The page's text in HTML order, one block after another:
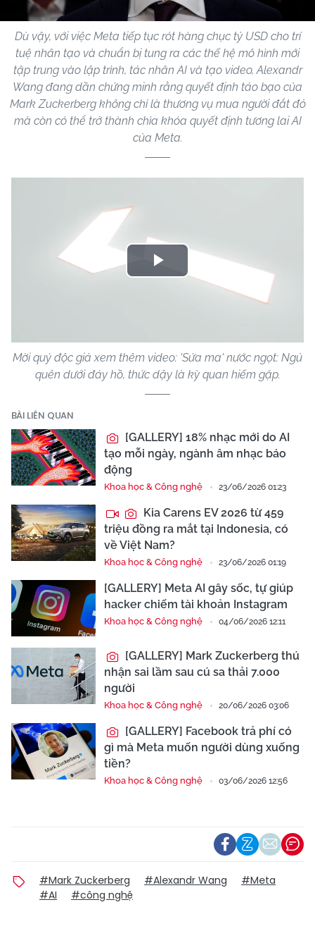
Dù vậy, với việc Meta tiếp tục rót hàng chục tỷ USD cho trí
tuệ nhân tạo và chuẩn bị tung ra các thế hệ mô hình mới
tập trung vào lập trình, tác nhân AI và tạo video, Alexandr
Wang đang dần chứng minh rằng quyết định táo bạo của
Mark Zuckerberg không chỉ là thương vụ mua người đắt đỏ
mà còn có thể trở thành chìa khóa quyết định tương lai AI
của Meta.
Play
Mời quý độc giả xem thêm video: 'Sứa ma' nước ngọt: Ngủ
quên dưới đáy hồ, thức dậy là kỳ quan hiếm gặp.
BÀI LIÊN QUAN
[GALLERY] 18% nhạc mới do AI
tạo mỗi ngày, ngành âm nhạc báo
động
Khoa học & Công nghệ 23/06/2026 01:23
Kia Carens EV 2026 từ 459
triệu đồng ra mắt tại Indonesia, có
về Việt Nam?
Khoa học & Công nghệ 23/06/2026 01:19
[GALLERY] Meta AI gây sốc, tự giúp
hacker chiếm tài khoản Instagram
Khoa học & Công nghệ 04/06/2026 12:11
[GALLERY] Mark Zuckerberg thú
nhận sai lầm sau cú sa thải 7.000
người
Khoa học & Công nghệ 20/06/2026 03:06
[GALLERY] Facebook trả phí có
gì mà Meta muốn người dùng xuống
tiền?
Khoa học & Công nghệ 03/06/2026 12:56
#Mark Zuckerberg #Alexandr Wang
#Meta
#AI
#công nghệ